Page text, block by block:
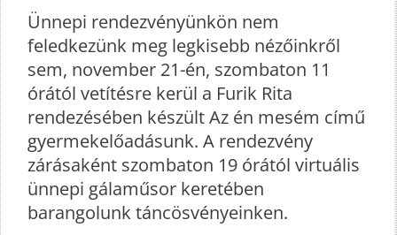
Ünnepi rendezvényünkön nem
feledkezünk meg legkisebb nézőinkről
sem, november 21-én, szombaton 11
órától vetítésre kerül a Furik Rita
rendezésében készült Az én mesém című
gyermekelőadásunk. A rendezvény
zárásaként szombaton 19 órától virtuális
ünnepi gálaműsor keretében
barangolunk táncösvényeinken.